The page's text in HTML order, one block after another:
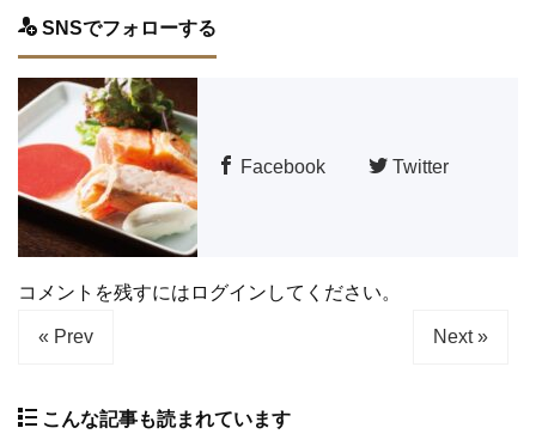
SNSでフォローする
Facebook Twitter
コメントを残すにはログインしてください。
« Prev Next »
こんな記事も読まれています